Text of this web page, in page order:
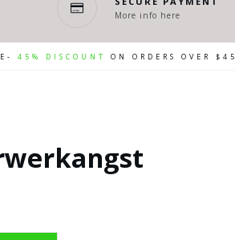
More info here
45% DISCOUNT ON ORDERS OVER $45